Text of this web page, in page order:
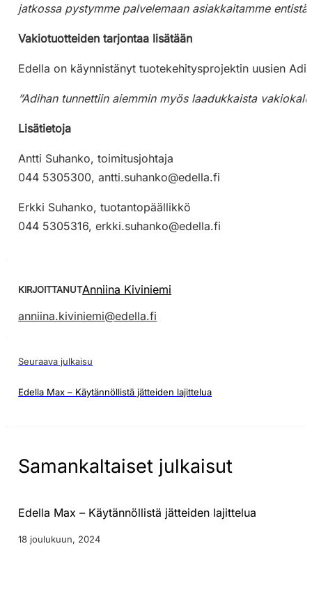
jatkossa pystymme palvelemaan asiakkaitamme
Vakiotuotteiden tarjontaa lisätään
Edella on käynnistänyt tuotekehitysprojektin uusien
”Adihan tunnettiin aiemmin myös laadukkaista
Lisätietoja
Antti Suhanko, toimitusjohtaja
044 5305300,antti.suhanko@edella.fi
Erkki Suhanko, tuotantopäällikkö
044 5305316,erkki.suhanko@edella.fi
KIRJOITTANUTAnniina Kiviniemi
anniina.kiviniemi@edella.fi
Seuraava julkaisu
Edella Max – Käytännöllistä jätteiden lajittelua
Samankaltaiset julkaisut
Edella Max – Käytännöllistä jätteiden lajittelua
18 joulukuun, 2024